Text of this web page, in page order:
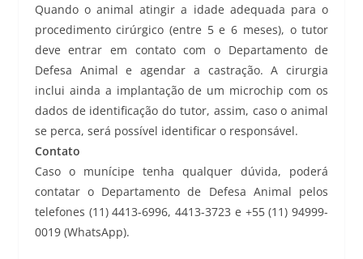
Quando o animal atingir a idade adequada para o
procedimento cirúrgico (entre 5 e 6 meses), o tutor
deve entrar em contato com o Departamento de
Defesa Animal e agendar a castração. A cirurgia
inclui ainda a implantação de um microchip com os
dados de identificação do tutor, assim, caso o animal
se perca, será possível identificar o responsável.
Contato
Caso o munícipe tenha qualquer dúvida, poderá
contatar o Departamento de Defesa Animal pelos
telefones (11) 4413-6996, 4413-3723 e +55 (11) 94999-
0019 (WhatsApp).